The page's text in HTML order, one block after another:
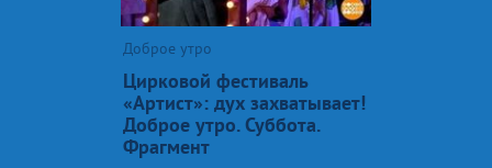
Доброе утро
Цирковой фестиваль
«Артист»: дух захватывает!
Доброе утро. Суббота.
Фрагмент